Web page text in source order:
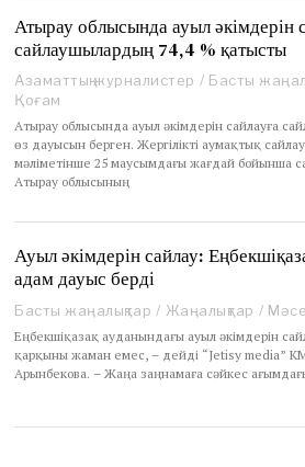
1
,
Атырау облысында ауыл әкімдерін
сайлаушылардың 74,4 % қатысты
Азаматтық журналистер / Басты
Қоғам
Атырау облысында ауыл әкімдерін сайлауға
өз дауысын берген. Жергілікті аумақтық
мәліметінше 25 маусымдағы жағдай бойынша
Атырау облысының
Ауыл әкімдерін сайлау:
адам дауыс берді
Басты жаңалықтар / Жаңалықтар /
Еңбекшіқазақ ауданындағы ауыл әкімдерін
қарқыны жаман емес, – дейді “Jetisy media”
Арынбекова. – Жаңа заңнамаға сәйкес